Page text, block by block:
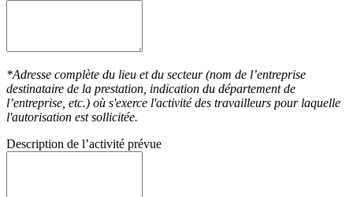
*Adresse complète du lieu et du secteur (nom de l’entreprise
destinataire de la prestation, indication du département de
l’entreprise, etc.) où s'exerce l'activité des travailleurs pour laquelle
l'autorisation est sollicitée.
Description de l’activité prévue